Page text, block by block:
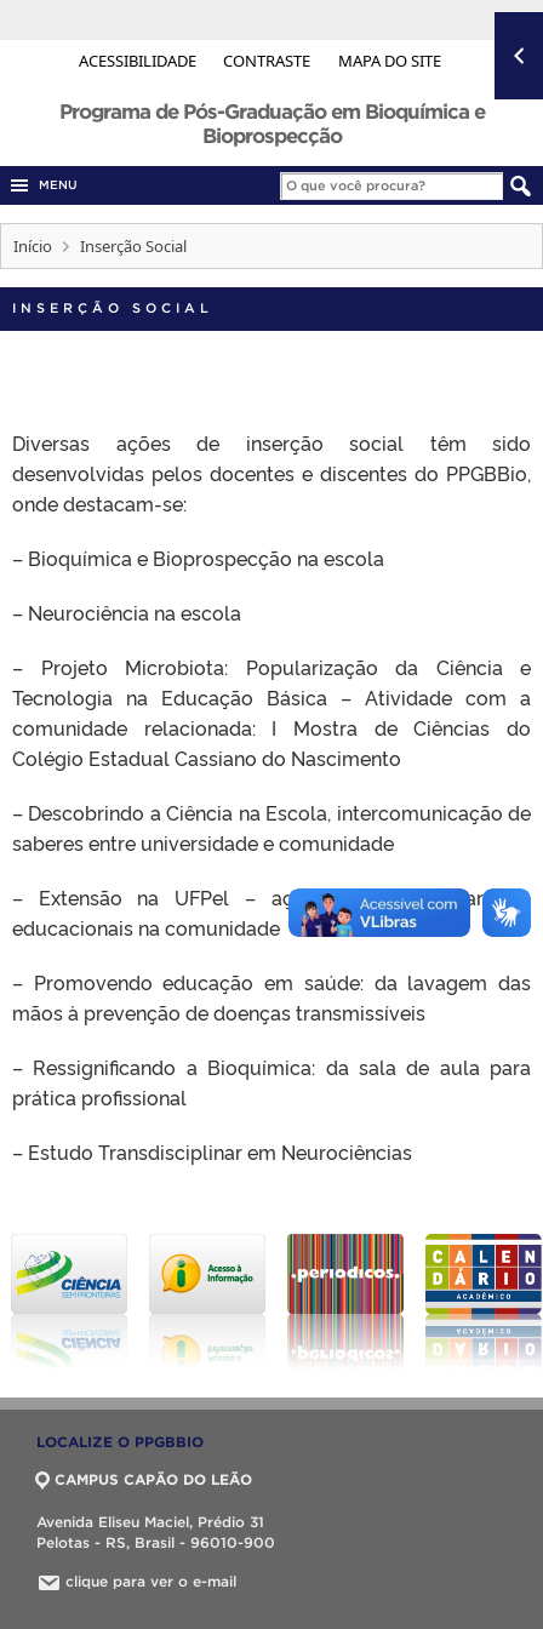
ACESSIBILIDADE CONTRASTE MAPA DO SITE
Programa de Pós-Graduação em Bioquímica e
Bioprospecção
MENU
Início Inserção Social
INSERÇÃO SOCIAL
Diversas ações de inserção social têm sido
desenvolvidas pelos docentes e discentes do PPGBBio,
onde destacam-se:
– Bioquímica e Bioprospecção na escola
– Neurociência na escola
– Projeto Microbiota: Popularização da Ciência e
Tecnologia na Educação Básica – Atividade com a
comunidade relacionada: I Mostra de Ciências do
Colégio Estadual Cassiano do Nascimento
– Descobrindo a Ciência na Escola, intercomunicação de
saberes entre universidade e comunidade
– Extensão na UFPel – ações multidisciplinares e
educacionais na comunidade
– Promovendo educação em saúde: da lavagem das
mãos à prevenção de doenças transmissíveis
– Ressignificando a Bioquímica: da sala de aula para
prática profissional
– Estudo Transdisciplinar em Neurociências
LOCALIZE O PPGBBIO
CAMPUS CAPÃO DO LEÃO
Avenida Eliseu Maciel, Prédio 31
Pelotas - RS, Brasil - 96010-900
clique para ver o e-mail